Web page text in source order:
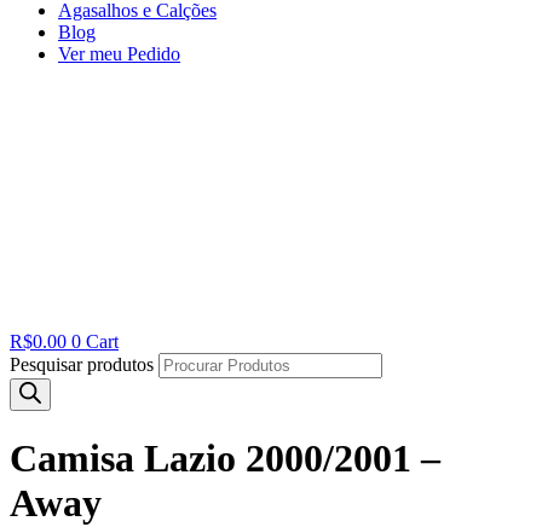
Agasalhos e Calções
Blog
Ver meu Pedido
R$0.00 0 Cart
Pesquisar produtos
Camisa Lazio 2000/2001 –
Away